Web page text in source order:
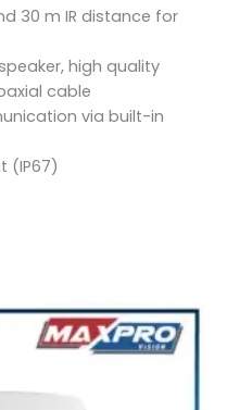
30 m IR distance for
high quality
cable
via built-in
(IP67)